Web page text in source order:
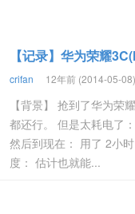
【记录】华为荣耀
crifan 12年前 (2014-05-08)
【背景】 抢到了华为荣
都还行。 但是太耗电了
然后到现在： 用了 2小
度： 估计也就能...